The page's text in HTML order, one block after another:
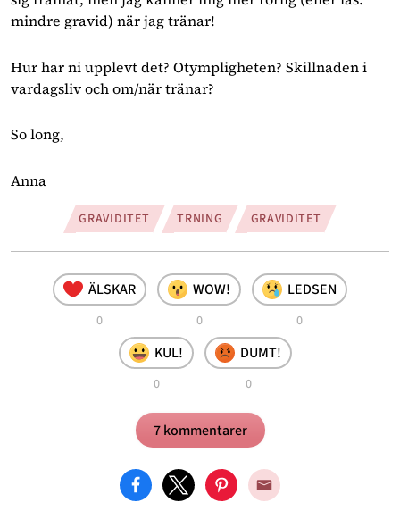
mindre gravid) när jag tränar!
Hur har ni upplevt det? Otympligheten? Skillnaden i
vardagsliv och om/när tränar?
So long,
Anna
GRAVIDITET TRNING GRAVIDITET
ÄLSKAR
0
WOW!
0
LEDSEN
0
KUL!
0
DUMT!
0
7 kommentarer